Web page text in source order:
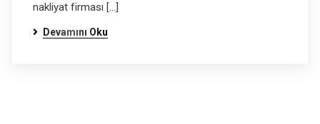
nakliyat firması […]
Devamını Oku